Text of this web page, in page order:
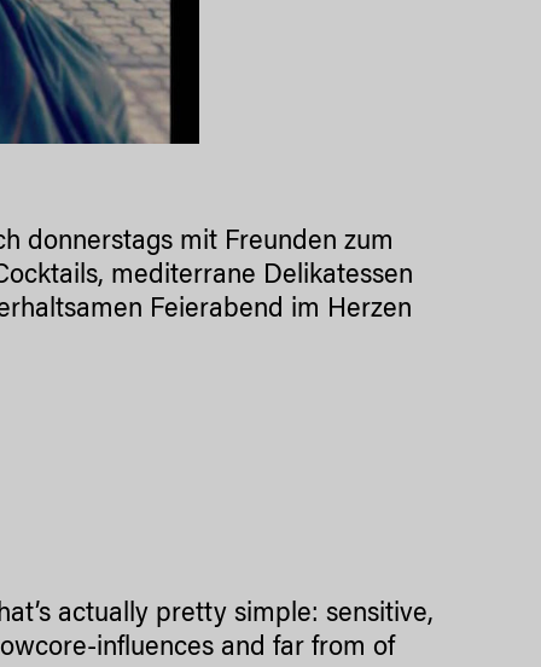
donnerstags mit Freunden zum
mediterrane Delikatessen
Feierabend im Herzen
actually pretty simple: sensitive,
influences and far from of